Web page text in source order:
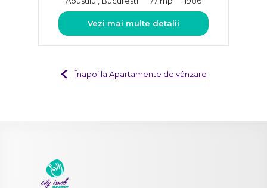
Vezi mai multe detalii
Înapoi la Apartamente de vânzare